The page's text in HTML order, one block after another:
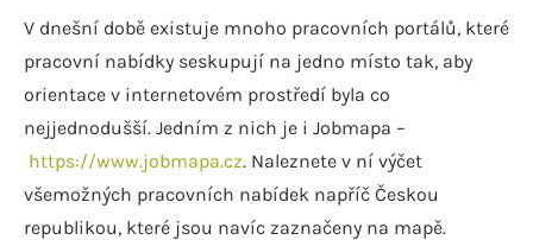
V dnešní době existuje mnoho pracovních portálů, které
pracovní nabídky seskupují na jedno místo tak, aby
orientace v internetovém prostředí byla co
nejjednodušší. Jedním z nich je i Jobmapa –
https://www.jobmapa.cz. Naleznete v ní výčet
všemožných pracovních nabídek napříč Českou
republikou, které jsou navíc zaznačeny na mapě.